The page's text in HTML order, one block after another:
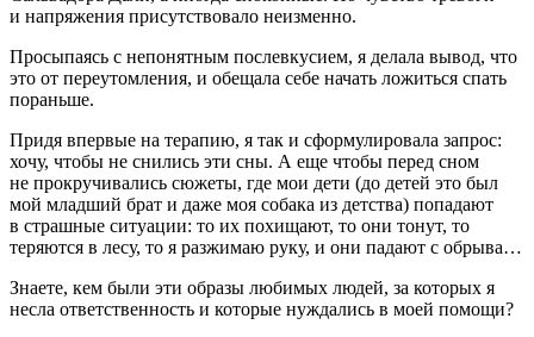
и напряжения присутствовало неизменно.
Просыпаясь с непонятным послевкусием, я делала вывод, что
это от переутомления, и обещала себе начать ложиться спать
пораньше.
Придя впервые на терапию, я так и сформулировала запрос:
хочу, чтобы не снились эти сны. А еще чтобы перед сном
не прокручивались сюжеты, где мои дети (до детей это был
мой младший брат и даже моя собака из детства) попадают
в страшные ситуации: то их похищают, то они тонут, то
теряются в лесу, то я разжимаю руку, и они падают с обрыва…
Знаете, кем были эти образы любимых людей, за которых я
несла ответственность и которые нуждались в моей помощи?